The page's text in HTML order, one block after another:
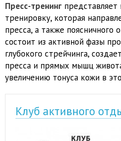
Пресс-тренинг представляет
тренировку, которая
пресса, а также поясничного
состоит из активной фазы
глубокого стрейчинга,
пресса и прямых мышц
увеличению тонуса кожи в
Клуб активного